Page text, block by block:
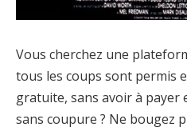
Vous cherchez une
tous les coups sont permis
gratuite, sans avoir à payer
sans coupure ? Ne bougez